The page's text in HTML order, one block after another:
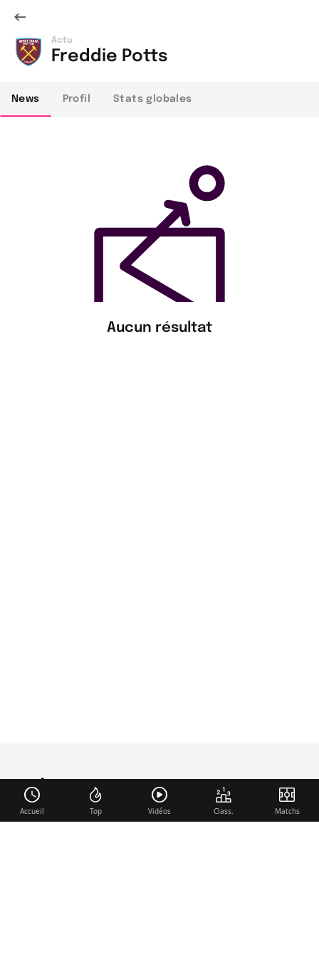
Actu
Freddie Potts
News Profil Stats globales
Aucun résultat
foot-anglais.com
Accueil Top Vidéos Class. Matchs